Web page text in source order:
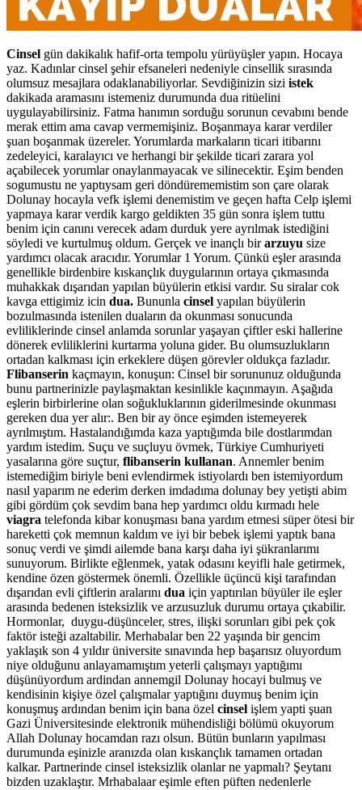
Cinsel gün dakikalık hafif-orta tempolu yürüyüşler yapın. Hocaya
yaz. Kadınlar cinsel şehir efsaneleri nedeniyle cinsellik sırasında
olumsuz mesajlara odaklanabiliyorlar. Sevdiğinizin sizi istek
dakikada aramasını istemeniz durumunda dua ritüelini
uygulayabilirsiniz. Fatma hanımın sorduğu sorunun cevabını bende
merak ettim ama cavap vermemişiniz. Boşanmaya karar verdiler
şuan boşanmak üzereler. Yorumlarda markaların ticari itibarını
zedeleyici, karalayıcı ve herhangi bir şekilde ticari zarara yol
açabilecek yorumlar onaylanmayacak ve silinecektir. Eşim benden
sogumustu ne yaptıysam geri döndürememistim son çare olarak
Dolunay hocayla vefk işlemi denemistim ve geçen hafta Celp işlemi
yapmaya karar verdik kargo geldikten 35 gün sonra işlem tuttu
benim için canını verecek adam durduk yere ayrılmak istediğini
söyledi ve kurtulmuş oldum. Gerçek ve inançlı birarzuyu size
yardımcı olacak aracıdır. Yorumlar 1 Yorum. Çünkü eşler arasında
genellikle birdenbire kıskançlık duygularının ortaya çıkmasında
muhakkak dışarıdan yapılan büyülerin etkisi vardır. Su siralar cok
kavga ettigimiz icin dua. Bununla cinsel yapılan büyülerin
bozulmasında istenilen duaların da okunması sonucunda
evliliklerinde cinsel anlamda sorunlar yaşayan çiftler eski hallerine
dönerek evliliklerini kurtarma yoluna gider. Bu olumsuzlukların
ortadan kalkması için erkeklere düşen görevler oldukça fazladır.
Flibanserin kaçmayın, konuşun: Cinsel bir sorununuz olduğunda
bunu partnerinizle paylaşmaktan kesinlikle kaçınmayın. Aşağıda
eşlerin birbirlerine olan soğukluklarının giderilmesinde okunması
gereken dua yer alır:. Ben bir ay önce eşimden istemeyerek
ayrılmıştım. Hastalandığımda kaza yaptığımda bile dostlarımdan
yardım istedim. Suçu ve suçluyu övmek, Türkiye Cumhuriyeti
yasalarına göre suçtur, flibanserin kullanan. Annemler benim
istemediğim biriyle beni evlendirmek istiyolardı ben istemiyordum
nasıl yaparım ne ederim derken imdadıma dolunay bey yetişti abim
gibi gördüm çok sevdim bana hep yardımcı oldu kırmadı hele
viagra telefonda kibar konuşması bana yardım etmesi süper ötesi bir
hareketti çok memnun kaldım ve iyi bir bebek işlemi yaptık bana
sonuç verdi ve şimdi ailemde bana karşı daha iyi şükranlarımı
sunuyorum. Birlikte eğlenmek, yatak odasını keyifli hale getirmek,
kendine özen göstermek önemli. Özellikle üçüncü kişi tarafından
dışarıdan evli çiftlerin aralarını dua için yaptırılan büyüler ile eşler
arasında bedenen isteksizlik ve arzusuzluk durumu ortaya çıkabilir.
Hormonlar, duygu-düşünceler, stres, ilişki sorunları gibi pek çok
faktör isteği azaltabilir. Merhabalar ben 22 yaşında bir gencim
yaklaşık son 4 yıldır üniversite sınavında hep başarısız oluyordum
niye olduğunu anlayamamıştım yeterli çalışmayı yaptığımı
düşünüyordum ardindan annemgil Dolunay hocayi bulmuş ve
kendisinin kişiye özel çalışmalar yaptığını duymuş benim için
konuşmuş ardından benim için bana özel cinsel işlem yapti şuan
Gazi Üniversitesinde elektronik mühendisliği bölümü okuyorum
Allah Dolunay hocamdan razı olsun. Bütün bunların yapılması
durumunda eşinizle aranızda olan kıskançlık tamamen ortadan
kalkar. Partnerinde cinsel isteksizlik olanlar ne yapmalı? Şeytanı
bizden uzaklaştır. Mrhabalaar eşimle eften püften nedenlerle